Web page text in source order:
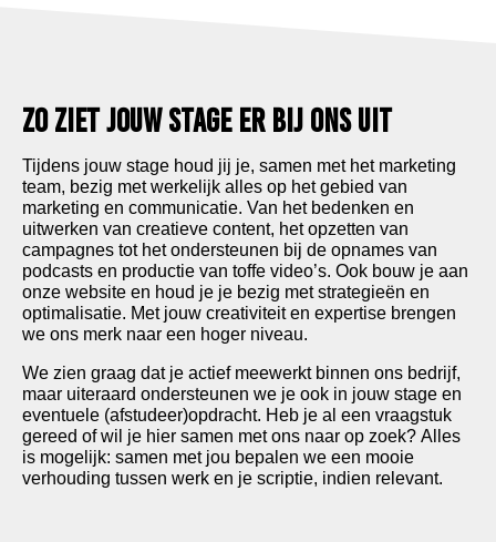
Zo ziet jouw stage er bij ons uit
Tijdens jouw stage houd jij je, samen met het marketing
team, bezig met werkelijk alles op het gebied van
marketing en communicatie. Van het bedenken en
uitwerken van creatieve content, het opzetten van
campagnes tot het ondersteunen bij de opnames van
podcasts en productie van toffe video’s. Ook bouw je aan
onze website en houd je je bezig met strategieën en
optimalisatie. Met jouw creativiteit en expertise brengen
we ons merk naar een hoger niveau.
We zien graag dat je actief meewerkt binnen ons bedrijf,
maar uiteraard ondersteunen we je ook in jouw stage en
eventuele (afstudeer)opdracht. Heb je al een vraagstuk
gereed of wil je hier samen met ons naar op zoek? Alles
is mogelijk: samen met jou bepalen we een mooie
verhouding tussen werk en je scriptie, indien relevant.